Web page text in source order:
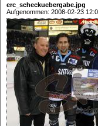
erc_scheckuebergabe.jpg
Aufgenommen: 2008-02-23